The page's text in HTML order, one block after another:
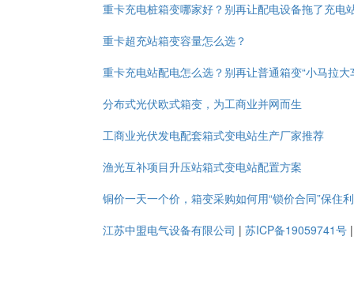
重卡充电桩箱变哪家好？别再让配电设备拖了充电
重卡超充站箱变容量怎么选？
重卡充电站配电怎么选？别再让普通箱变“小马拉大
分布式光伏欧式箱变，为工商业并网而生
工商业光伏发电配套箱式变电站生产厂家推荐
渔光互补项目升压站箱式变电站配置方案
铜价一天一个价，箱变采购如何用“锁价合同”保住
江苏中盟电气设备有限公司 | 苏ICP备19059741号